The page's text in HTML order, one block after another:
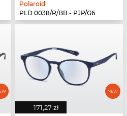
Polaroid
PLD 0038/R/BB - PJP/G6
171,27 zł